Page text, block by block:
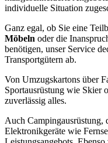
individuelle Situation
Ganz egal, ob Sie eine
Möbeln oder die
benötigen, unser Service
Transportgütern ab.
Von Umzugskartons über
Sportausrüstung wie Skier
zuverlässig alles.
Auch Campingausrüstung,
Elektronikgeräte wie